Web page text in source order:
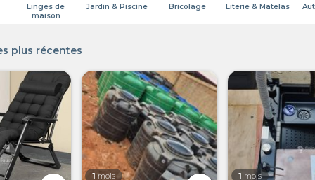
Linges de
maison
Jardin & Piscine Bricolage Literie & Matelas
plus récentes
1 mois 1 mois